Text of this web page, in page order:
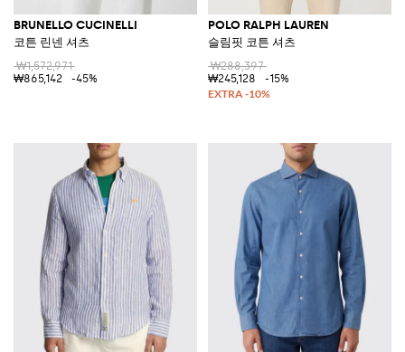
BRUNELLO CUCINELLI
코튼 린넨 셔츠
₩1,572,971
₩865,142
-45%
POLO RALPH LAUREN
슬림핏 코튼 셔츠
₩288,397
₩245,128
-15%